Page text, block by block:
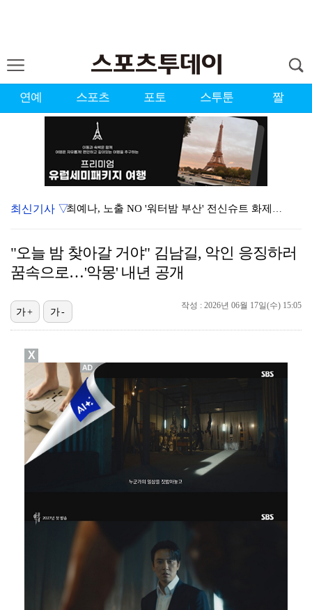
연예 스포츠 포토 스투툰 짤
최예나, 노출 NO '워터밤 부산' 전신슈트 화제…"안…
'마약 집유' 유아인, 자숙 중 볼뽀뽀 사진…복귀설 계…
고우석, 트리플A서 2이닝 2K 퍼펙트 호투…2경기 연…
[ST포토] 한진선, 집중한다
[ST포토] 최정원, 강하게 때린다
[ST포토] 서교림, 목표지점까지 정확하게
최신기사 ▽
"오늘 밤 찾아갈 거야" 김남길, 악인 응징하러
꿈속으로…'악몽' 내년 공개
작성 : 2026년 06월 17일(수) 15:05
가+ 가-
X